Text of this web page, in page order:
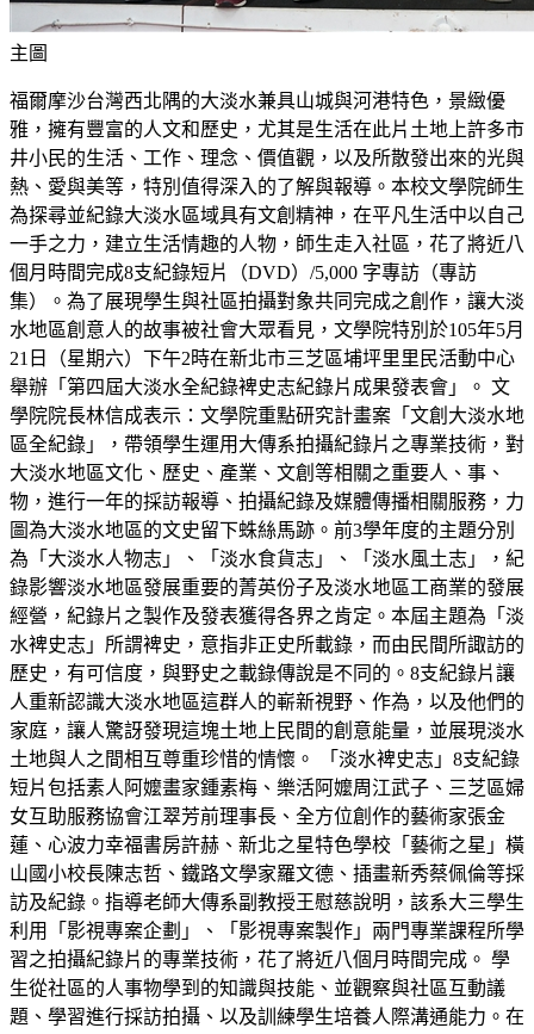
主圖
福爾摩沙台灣西北隅的大淡水兼具山城與河港特色，景緻優
雅，擁有豐富的人文和歷史，尤其是生活在此片土地上許多市
井小民的生活、工作、理念、價值觀，以及所散發出來的光與
熱、愛與美等，特別值得深入的了解與報導。本校文學院師生
為探尋並紀錄大淡水區域具有文創精神，在平凡生活中以自己
一手之力，建立生活情趣的人物，師生走入社區，花了將近八
個月時間完成8支紀錄短片（DVD）/5,000 字專訪（專訪
集）。為了展現學生與社區拍攝對象共同完成之創作，讓大淡
水地區創意人的故事被社會大眾看見，文學院特別於105年5月
21日（星期六）下午2時在新北市三芝區埔坪里里民活動中心
舉辦「第四屆大淡水全紀錄裨史志紀錄片成果發表會」。 文
學院院長林信成表示：文學院重點研究計畫案「文創大淡水地
區全紀錄」，帶領學生運用大傳系拍攝紀錄片之專業技術，對
大淡水地區文化、歷史、產業、文創等相關之重要人、事、
物，進行一年的採訪報導、拍攝紀錄及媒體傳播相關服務，力
圖為大淡水地區的文史留下蛛絲馬跡。前3學年度的主題分別
為「大淡水人物志」、「淡水食貨志」、「淡水風土志」，紀
錄影響淡水地區發展重要的菁英份子及淡水地區工商業的發展
經營，紀錄片之製作及發表獲得各界之肯定。本屆主題為「淡
水裨史志」所謂裨史，意指非正史所載錄，而由民間所諏訪的
歷史，有可信度，與野史之載錄傳說是不同的。8支紀錄片讓
人重新認識大淡水地區這群人的嶄新視野、作為，以及他們的
家庭，讓人驚訝發現這塊土地上民間的創意能量，並展現淡水
土地與人之間相互尊重珍惜的情懷。 「淡水裨史志」8支紀錄
短片包括素人阿嬤畫家鍾素梅、樂活阿嬤周江武子、三芝區婦
女互助服務協會江翠芳前理事長、全方位創作的藝術家張金
蓮、心波力幸福書房許赫、新北之星特色學校「藝術之星」橫
山國小校長陳志哲、鐵路文學家羅文德、插畫新秀蔡佩倫等採
訪及紀錄。指導老師大傳系副教授王慰慈說明，該系大三學生
利用「影視專案企劃」、「影視專案製作」兩門專業課程所學
習之拍攝紀錄片的專業技術，花了將近八個月時間完成。 學
生從社區的人事物學到的知識與技能、並觀察與社區互動議
題、學習進行採訪拍攝、以及訓練學生培養人際溝通能力。在